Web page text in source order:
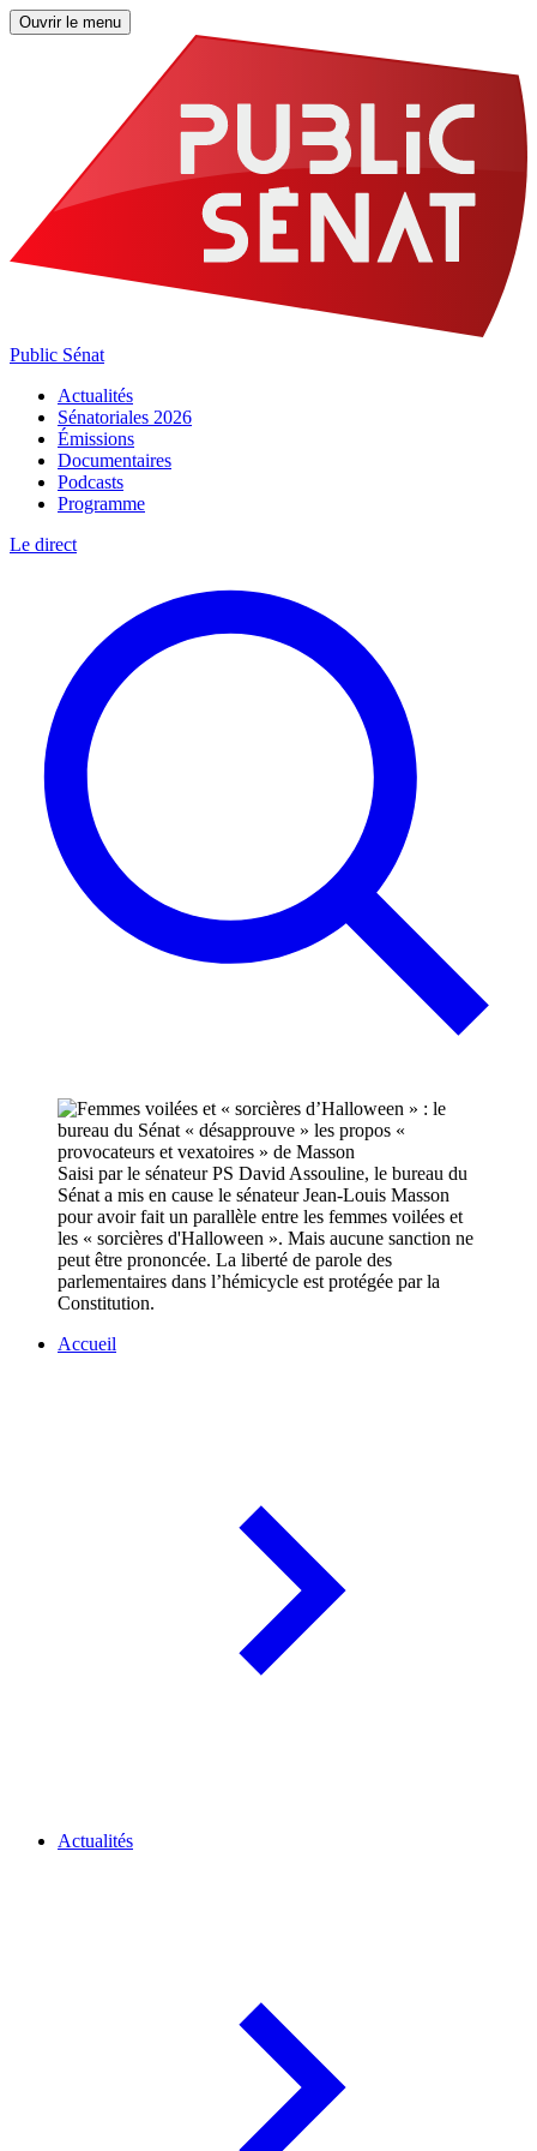
Ouvrir le menu
Public Sénat
Actualités
Sénatoriales 2026
Émissions
Documentaires
Podcasts
Programme
Le direct
Saisi par le sénateur PS David Assouline, le bureau du
Sénat a mis en cause le sénateur Jean-Louis Masson
pour avoir fait un parallèle entre les femmes voilées et
les « sorcières d'Halloween ». Mais aucune sanction ne
peut être prononcée. La liberté de parole des
parlementaires dans l’hémicycle est protégée par la
Constitution.
Accueil
Actualités